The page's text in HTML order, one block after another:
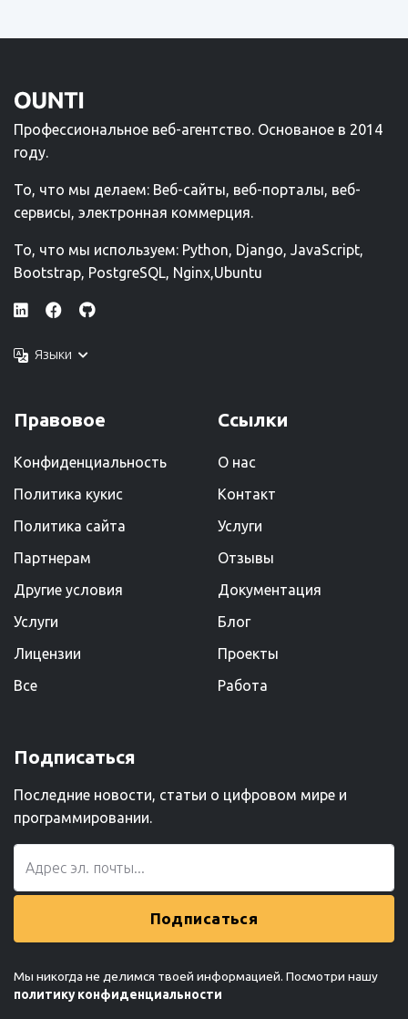
Профессиональное веб-агентство. Основаное в 2014
году.
То, что мы делаем: Веб-сайты, веб-порталы, веб-
сервисы, электронная коммерция.
То, что мы используем: Python, Django, JavaScript,
Bootstrap, PostgreSQL, Nginx,Ubuntu
Языки
Правовое
Конфиденциальность
Политика кукис
Политика сайта
Партнерам
Другие условия
Услуги
Лицензии
Все
Ссылки
О нас
Kонтакт
Услуги
Отзывы
Документация
Блог
Проекты
Работа
Подписаться
Последние новости, статьи о цифровом мире и
программировании.
Подписаться
Мы никогда не делимся твоей информацией. Посмотри нашу
политику конфиденциальности